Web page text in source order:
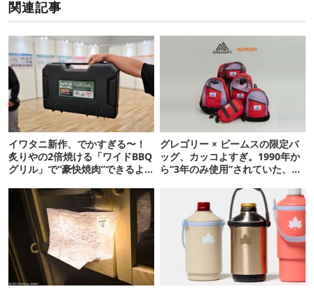
関連記事
イワタニ新作、でかすぎる〜！
炙りやの2倍焼ける「ワイドBBQ
グリル」で“豪快焼肉”できるよ
グレゴリー × ビームスの限定バ
ッグ、カッコよすぎ。1990年か
ら“3年のみ使用”されていた、紫